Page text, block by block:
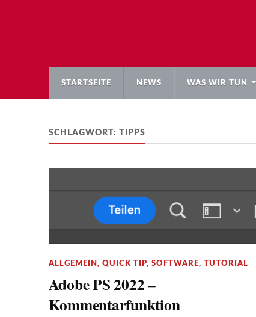
STARTSEITE NEWS WAS WIR TUN
SCHLAGWORT: TIPPS
ALLGEMEIN , QUICK TIP, SOFTWARE, TUTORIAL
Adobe PS 2022 –
Kommentarfunktion